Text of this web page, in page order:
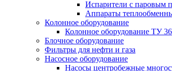
Испарители с паровым
Аппараты
Колонное оборудование
Колонное оборудование ТУ
Блочное оборудование
Фильтры для нефти и газа
Насосное оборудование
Насосы центробежные